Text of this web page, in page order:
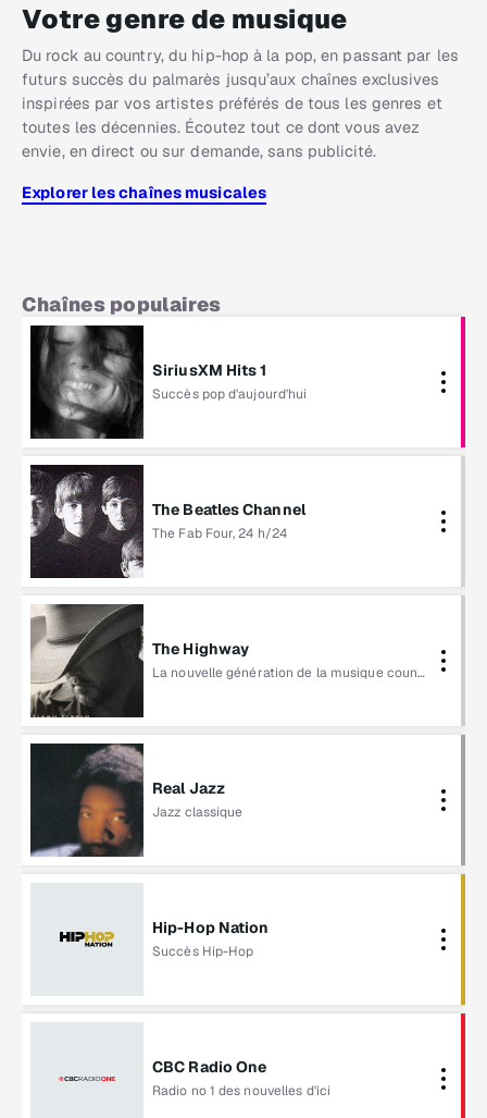
Votre genre de musique
Du rock au country, du hip-hop à la pop, en passant par les
futurs succès du palmarès jusqu’aux chaînes exclusives
inspirées par vos artistes préférés de tous les genres et
toutes les décennies. Écoutez tout ce dont vous avez
envie, en direct ou sur demande, sans publicité.
Explorer les chaînes musicales
Chaînes populaires
SiriusXM Hits 1
Succès pop d'aujourd'hui
Ariana Grande
The Beatles Channel
The Fab Four, 24 h/24
The Beatles
The Highway
La nouvelle génération de la musique country
Jason Aldean
Real Jazz
Jazz classique
Kevin Mahogany
Hip-Hop Nation
Succès Hip-Hop
CBC Radio One
Radio no 1 des nouvelles d'ici